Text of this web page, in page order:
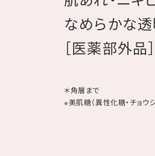
なめらかな
［医薬部外品］
＊角層まで
※美肌糖（異性化糖・チョウ